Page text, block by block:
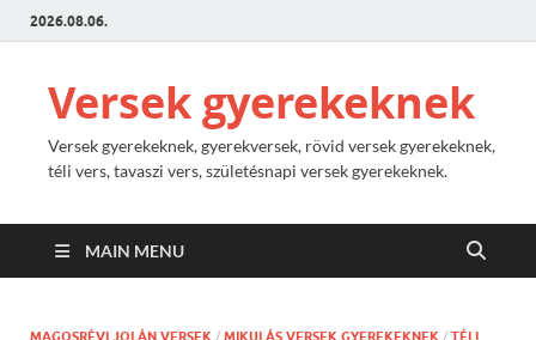
2026.08.06.
Versek gyerekeknek
Versek gyerekeknek, gyerekversek, rövid versek gyerekeknek,
téli vers, tavaszi vers, születésnapi versek gyerekeknek.
MAIN MENU
MAGOSRÉVI JOLÁN VERSEK / MIKULÁS VERSEK GYEREKEKNEK / TÉLI